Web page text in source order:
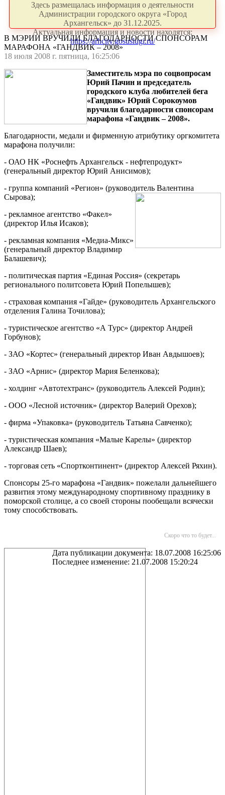
Здесь размещалась информация о деятельности
Администрации городского округа «Город
Архангельск» до 31.12.2025.
Актуальная информация и новости находятся:
https://arhcity.gosuslugi.ru/
В МЭРИИ ВРУЧИЛИ БЛАГОДАРНОСТИ СПОНСОРАМ
МАРАФОНА «ГАНДВИК – 2008»
18 июля 2008 г. пятница, 16:25:06
Заместитель мэра по соцвопросам
Юрий Пачин и председатель
городского клуба любителей бега
«Гандвик» Юрий Сорокоумов
вручили благодарности спонсорам
марафона «Гандвик – 2008».
Благодарности, медали и фирменную атрибутику оргкомитета
марафона получили:
- ОАО НК «Роснефть Архангельск - нефтепродукт»
(генеральный директор Юрий Анисимов);
- группа компаний «Регион» (руководитель Валентина
Сырова);
- рекламное агентство «Факел»
(директор Илья Исаков);
- рекламная компания «Медиа-Микс»
(генеральный директор Владимир
Балашевич);
- политическая партия «Единая Россия» (секретарь
регионального политсовета Юрий Попелышев);
- страховая компания «Гайде» (руководитель Архангельского
отделения Галина Точилова);
- туристическое агентство «А Турс» (директор Андрей
Горбунов);
- ЗАО «Кортес» (генеральный директор Иван Авдышоев);
- ЗАО «Арнис» (директор Мария Беленкова);
- холдинг «Автотехтранс» (руководитель Алексей Родин);
- ООО «Лесной источник» (директор Валерий Орехов);
- фирма «Упаковка» (руководитель Татьяна Савченко);
- туристическая компания «Малые Карелы» (директор
Александр Шаев);
- торговая сеть «Спортконтинент» (директор Алексей Ряхин).
Спонсоры 25-го марафона «Гандвик» пожелали дальнейшего
развития этому международному спортивному празднику в
поморской столице, а со своей стороны пообещали всячески
тому способствовать.
Скоро что то будет...
Дата публикации документа: 18.07.2008 16:25:06
Последнее изменение: 21.07.2008 15:20:24